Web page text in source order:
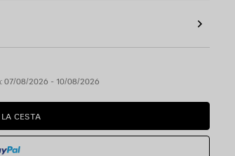
07/08/2026 - 10/08/2026
AÑADIR
CESTA
POR